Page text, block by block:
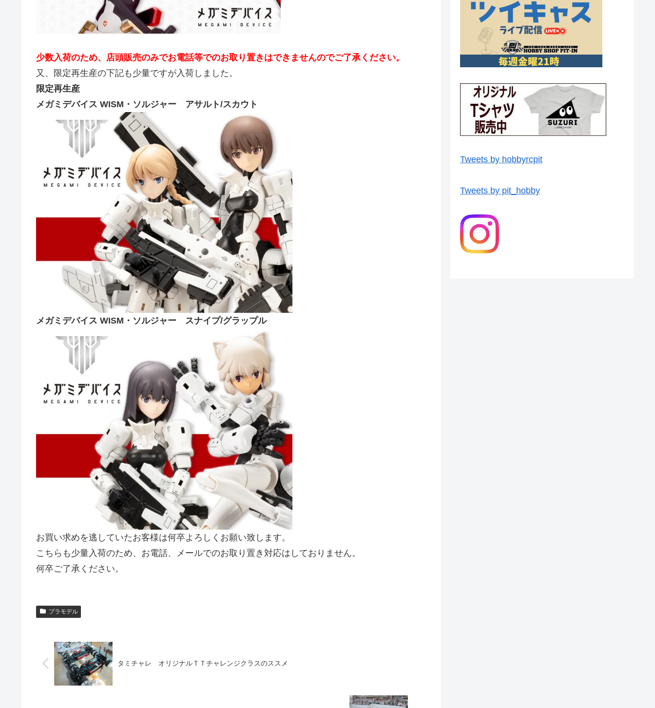
少数入荷のため、店頭販売のみでお電話等でのお取り置きはできませんのでご了承ください。
又、限定再生産の下記も少量ですが入荷しました。
限定再生産
メガミデバイス WISM・ソルジャー アサルト/スカウト
メガミデバイス WISM・ソルジャー スナイプ/グラップル
お買い求めを逃していたお客様は何卒よろしくお願い致します。
こちらも少量入荷のため、お電話、メールでのお取り置き対応はしておりません。
何卒ご了承ください。
プラモデル
タミチャレ オリジナルＴＴチャレンジクラスのススメ
Tweets by hobbyrcpit
Tweets by pit_hobby